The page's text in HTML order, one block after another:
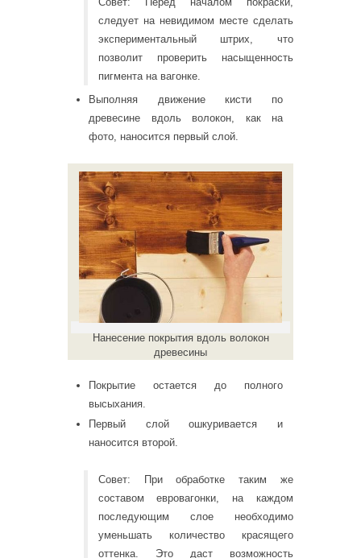
следует на невидимом месте сделать
экспериментальный штрих, что
позволит проверить насыщенность
пигмента на вагонке.
Выполняя движение кисти по
древесине вдоль волокон, как на
фото, наносится первый слой.
Нанесение покрытия вдоль волокон
древесины
Покрытие остается до полного
высыхания.
Первый слой ошкуривается и
наносится второй.
Совет: При обработке таким же
составом евровагонки, на каждом
последующим слое необходимо
уменьшать количество красящего
оттенка. Это даст возможность